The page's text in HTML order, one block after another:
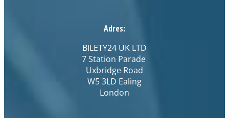
Adres:
BILETY24 UK LTD
7 Station Parade
Uxbridge Road
W5 3LD Ealing
London